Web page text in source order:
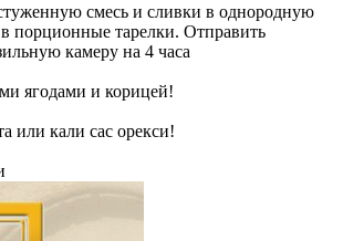
смесь и сливки в однородную
порционные тарелки. Отправить
камеру на 4 часа
ягодами и корицей!
или кали сас орекси!